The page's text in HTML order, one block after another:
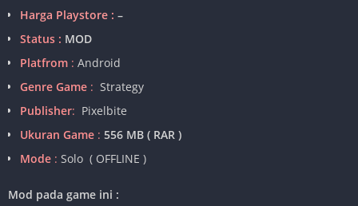
Harga Playstore : –
Status : MOD
Platfrom : Android
Genre Game : Strategy
Publisher: Pixelbite
Ukuran Game : 556 MB ( RAR )
Mode : Solo ( OFFLINE )
Mod pada game ini :